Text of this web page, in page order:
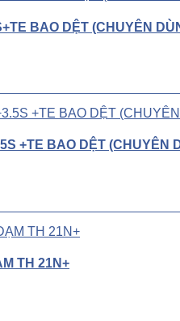
BAO DỆT (CHUYÊN
+TE BAO DỆT (CHUYÊN
TH 21N+